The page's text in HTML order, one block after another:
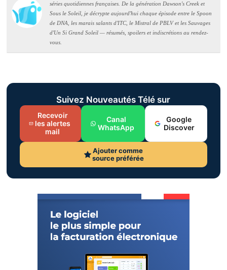
séries quotidiennes françaises. De la génération Dawson's Creek et
Sous le Soleil, je décrypte aujourd'hui chaque épisode entre le Spoon
de DNA, les marais salants d'ITC, le Mistral de PBLV et les Sauvages
d'Un Si Grand Soleil — résumés, spoilers et indiscrétions au rendez-
vous.
Suivez Nouveautés Télé sur
Recevoir
les alertes
mail
Canal
WhatsApp
Google
Discover
Ajouter comme
source préférée